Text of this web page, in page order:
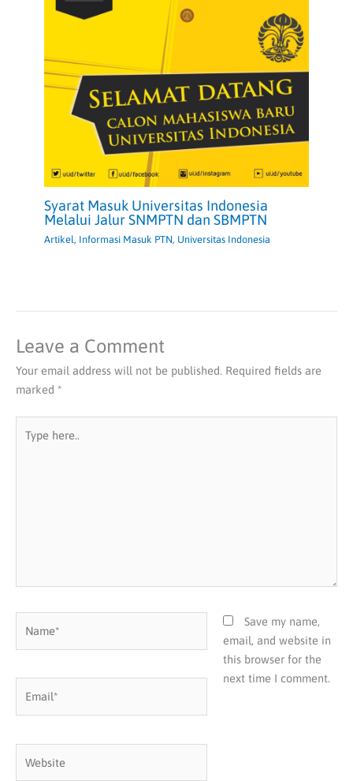
Syarat Masuk Universitas Indonesia
Melalui Jalur SNMPTN dan SBMPTN
Artikel, Informasi Masuk PTN, Universitas Indonesia
Leave a Comment
Your email address will not be published. Required fields are
marked *
here..
Save my name,
email, and website in
this browser for the
next time I comment.